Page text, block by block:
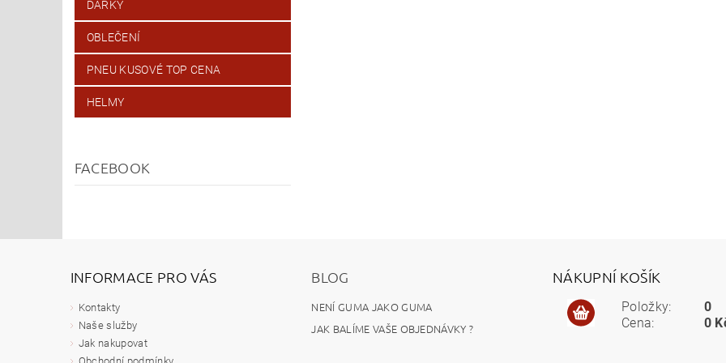
DÁRKY
OBLEČENÍ
PNEU KUSOVÉ TOP CENA
HELMY
FACEBOOK
INFORMACE PRO VÁS
Kontakty
Naše služby
Jak nakupovat
BLOG
NENÍ GUMA JAKO GUMA
JAK BALÍME VAŠE OBJEDNÁVKY ?
NÁKUPNÍ KOŠÍK
Položky:
Cena:
0
0